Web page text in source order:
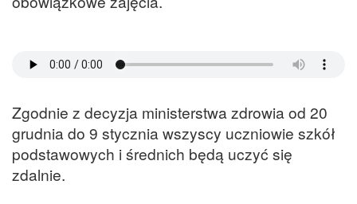
Zgodnie z decyzja ministerstwa zdrowia od 20
grudnia do 9 stycznia wszyscy uczniowie szkół
podstawowych i średnich będą uczyć się
zdalnie.